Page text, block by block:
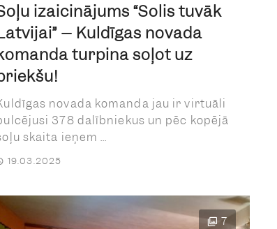
izaicinājums “Solis tuvāk
– Kuldīgas novada
turpina soļot uz
novada komanda jau ir virtuāli
378 dalībniekus un pēc kopējā
skaita ieņem ...
19.03.2025
7